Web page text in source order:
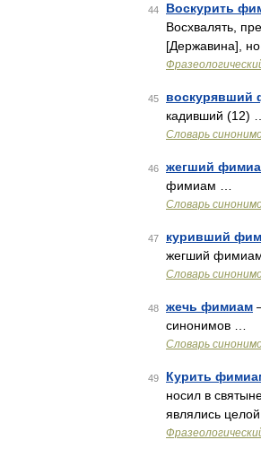
44 Воскурить
Восхвалять,
[Державина], но
45 воскурявший
кадивший (12) …
Словарь
46 жегший
фимиам …
Словарь
47 куривший
жегший
Словарь
48 жечь фимиам
синонимов …
Словарь
49 Курить
носил в
являлись